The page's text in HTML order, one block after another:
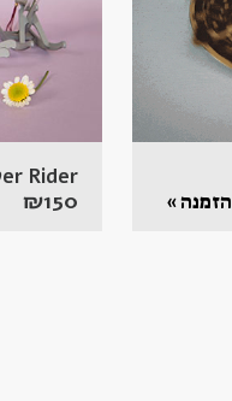
הזמנה »
Rider
₪150